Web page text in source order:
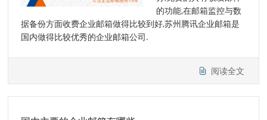
的功能,在邮箱监控与数
据备份方面收费企业邮箱做得比较到好,苏州腾讯企业邮箱是
国内做得比较优秀的企业邮箱公司.
阅读全文